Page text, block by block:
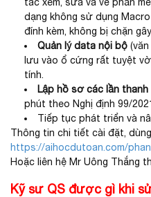
dạng không sử dụng
đính kèm, không bị chặn
Quản lý data nội bộ
lưu vào ổ cứng rất tuyệt
tính.
Lập hồ sơ các lần
phút theo Nghị định 99/
Tiếp tục phát triển và
Thông tin chi tiết cài đặt,
https://aihocdutoan.com/
Hoặc liên hệ Mr Uông Thắng
Kỹ sư QS được gì khi